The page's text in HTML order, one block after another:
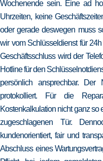
Wochenende sein. Eine ad
Uhrzeiten, keine
oder gerade deswegen muss
wir vom Schlüsseldienst für
Geschäftsschluss wird der
Hotline für den
persönlich ansprechbar. Der
protokolliert. Für die
Kostenkalkulation nicht ganz so
zugeschlagenen Tür.
kundenorientiert, fair und
Abschluss eines